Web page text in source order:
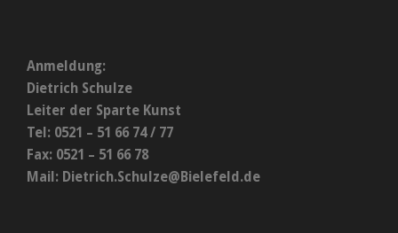
Anmeldung:
Dietrich Schulze
Leiter der Sparte Kunst
Tel: 0521 – 51 66 74 / 77
Fax: 0521 – 51 66 78
Mail: Dietrich.Schulze@Bielefeld.de